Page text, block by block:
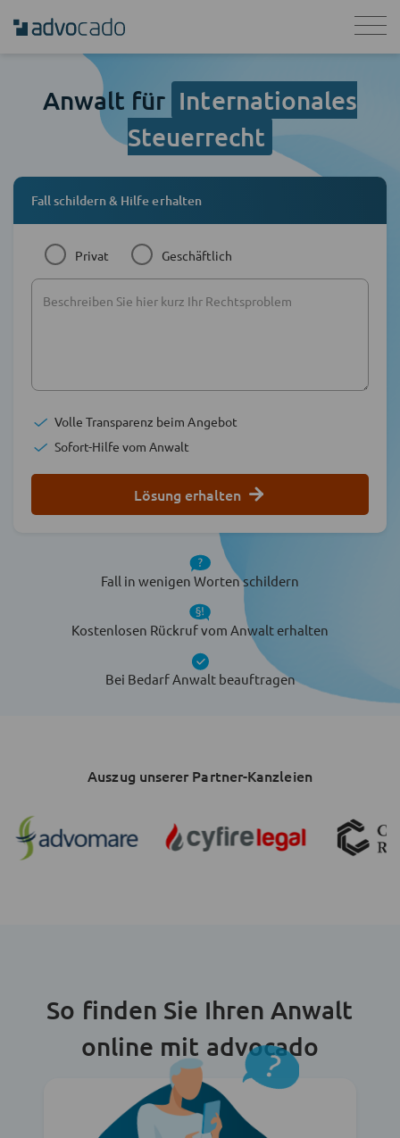
Anwalt für Internationales
Steuerrecht
Fall schildern & Hilfe erhalten
Privat Geschäftlich
Volle Transparenz beim Angebot
Sofort-Hilfe vom Anwalt
Lösung erhalten
Fall in wenigen Worten schildern
Kostenlosen Rückruf vom Anwalt erhalten
Bei Bedarf Anwalt beauftragen
Auszug unserer Partner-Kanzleien
So finden Sie Ihren Anwalt
online mit advocado